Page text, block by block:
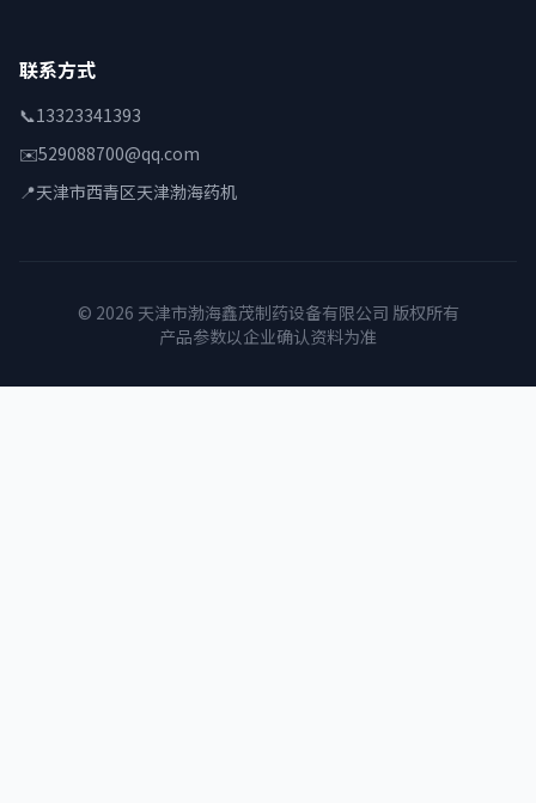
联系方式
📞13323341393
✉️529088700@qq.com
📍天津市西青区天津渤海药机
© 2026 天津市渤海鑫茂制药设备有限公司 版权所有
产品参数以企业确认资料为准